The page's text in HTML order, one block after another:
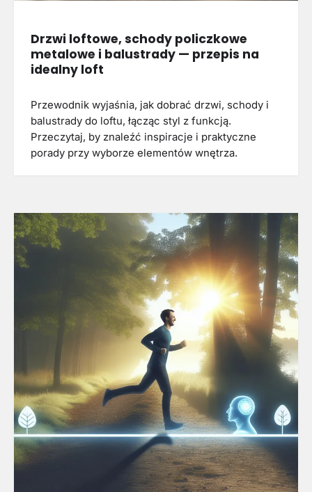
Drzwi loftowe, schody policzkowe
metalowe i balustrady — przepis na
idealny loft
Przewodnik wyjaśnia, jak dobrać drzwi, schody i
balustrady do loftu, łącząc styl z funkcją.
Przeczytaj, by znaleźć inspiracje i praktyczne
porady przy wyborze elementów wnętrza.